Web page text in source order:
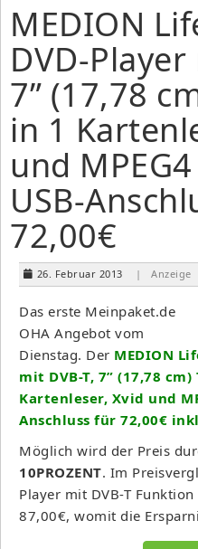
MEDION
DVD-Player
7” (17,78
in 1
und
USB-
72,00€
26. Februar 2013 | Anzeige
Das erste Meinpaket.de
OHA Angebot vom
Dienstag. Der MEDION
mit DVB-T, 7” (17,78 cm)
Kartenleser, Xvid und
Anschluss für 72,00€
Möglich wird der Preis
10PROZENT. Im
Player mit DVB-T
87,00€, womit die